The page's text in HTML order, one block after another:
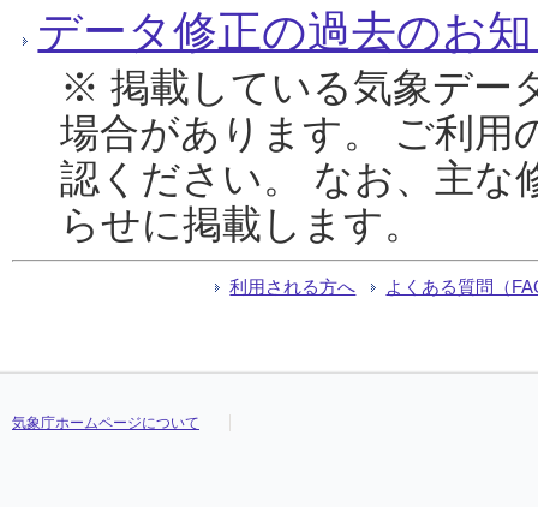
データ修正の過去のお
※ 掲載している気象デー
場合があります。 ご利用
認ください。 なお、主な
らせに掲載します。
利用される方へ よくある質問（
気象庁ホームページについて